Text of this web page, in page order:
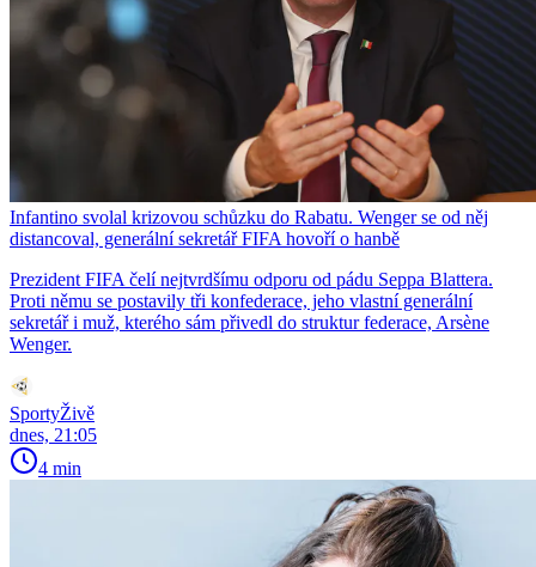
Infantino svolal krizovou schůzku do Rabatu. Wenger se od něj
distancoval, generální sekretář FIFA hovoří o hanbě
Prezident FIFA čelí nejtvrdšímu odporu od pádu Seppa Blattera.
Proti němu se postavily tři konfederace, jeho vlastní generální
sekretář i muž, kterého sám přivedl do struktur federace, Arsène
Wenger.
SportyŽivě
dnes, 21:05
4 min